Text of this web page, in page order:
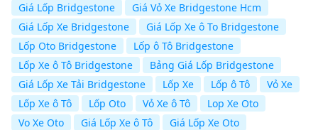
Giá Lốp Bridgestone
Giá Vỏ Xe Bridgestone Hcm
Giá Lốp Xe Bridgestone
Giá Lốp Xe ô To Bridgestone
Lốp Oto Bridgestone
Lốp ô Tô Bridgestone
Lốp Xe ô Tô Bridgestone
Bảng Giá Lốp Bridgestone
Giá Lốp Xe Tải Bridgestone
Lốp Xe Lốp ô Tô
Vỏ Xe
Lốp Xe ô Tô
Lốp Oto Vỏ Xe ô Tô
Lop Xe Oto
Vo Xe Oto
Giá Lốp Xe ô Tô
Giá Lốp Xe Oto